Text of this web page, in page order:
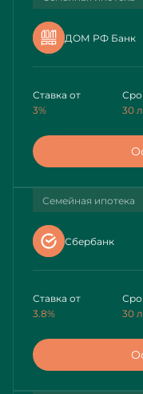
ДОМ РФ Банк
Ставка от
3%
30
Семейная ипотека
Сбербанк
Ставка от
3.8%
30